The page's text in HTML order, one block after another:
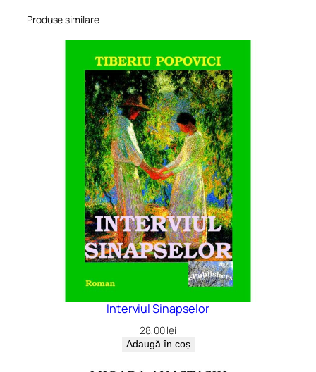
Produse similare
Interviul Sinapselor
28,00lei
Adaugă în coș